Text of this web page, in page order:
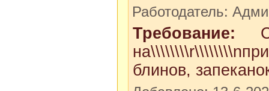
Работодатель:
Требование:
блинов,